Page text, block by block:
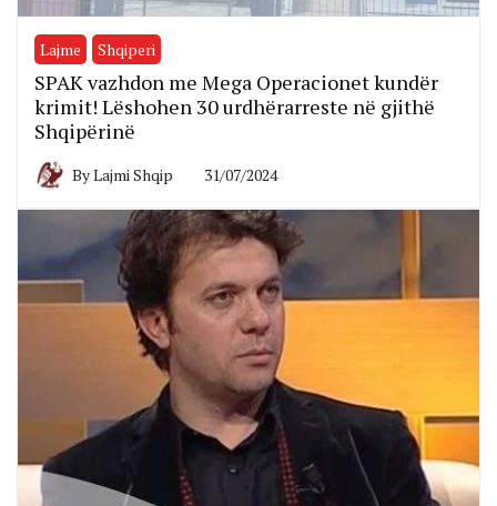
Lajme Shqiperi
SPAK vazhdon me Mega Operacionet kundër
krimit! Lëshohen 30 urdhërarreste në gjithë
Shqipërinë
ByLajmi Shqip 31/07/2024